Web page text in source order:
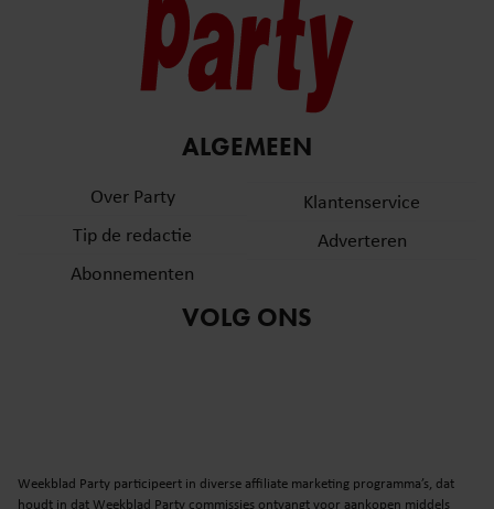
ALGEMEEN
Over Party
Tip de redactie
Abonnementen
Klantenservice
Adverteren
VOLG ONS
Weekblad Party participeert in diverse affiliate marketing programma’s, dat
houdt in dat Weekblad Party commissies ontvangt voor aankopen middels